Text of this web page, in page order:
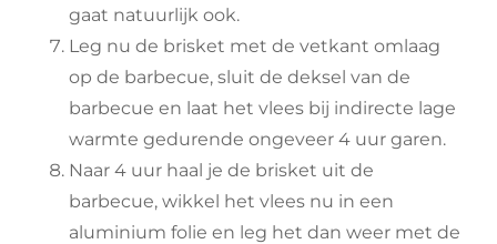
gaat natuurlijk ook.
Leg nu de brisket met de vetkant omlaag
op de barbecue, sluit de deksel van de
barbecue en laat het vlees bij indirecte lage
warmte gedurende ongeveer 4 uur garen.
Naar 4 uur haal je de brisket uit de
barbecue, wikkel het vlees nu in een
aluminium folie en leg het dan weer met de